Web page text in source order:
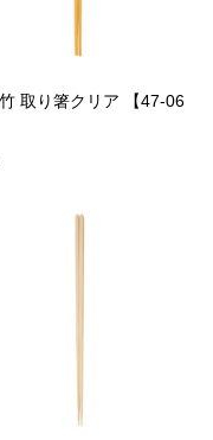
取り箸クリア 【47-06